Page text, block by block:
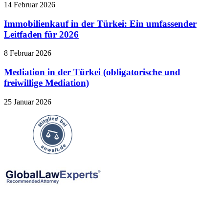
14 Februar 2026
Immobilienkauf in der Türkei: Ein umfassender
Leitfaden für 2026
8 Februar 2026
Mediation in der Türkei (obligatorische und
freiwillige Mediation)
25 Januar 2026